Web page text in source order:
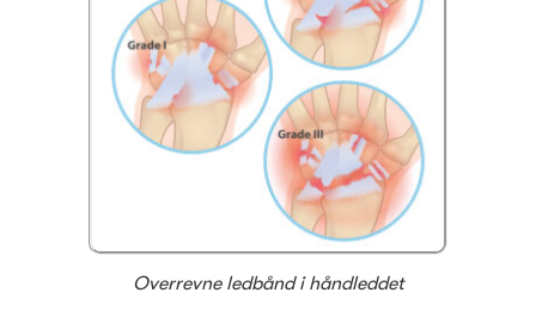
Overrevne ledbånd i håndleddet